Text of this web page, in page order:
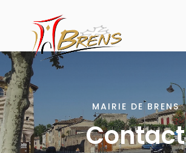
MAIRIE DE BRENS
Contact